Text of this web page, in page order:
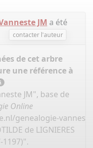
JM a été
contacter l'auteur
de cet arbre
une référence à
JM", base de
Online
genealogie-
de LIGNIERES
1197)".